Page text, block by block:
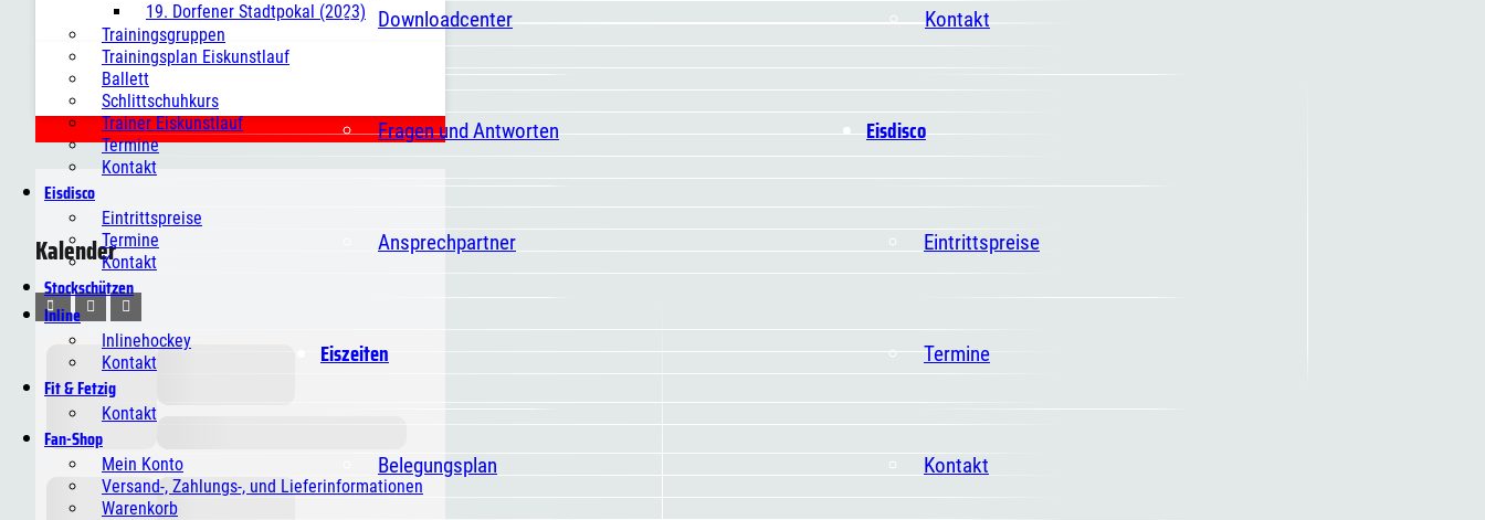
Kontakt
Eisdisco
Eintrittspreise
Termine
Kontakt
Downloadcenter
Fragen und Antworten
Ansprechpartner
Eiszeiten
Belegungsplan
19. Dorfener Stadtpokal (2023)
Trainingsgruppen
Trainingsplan Eiskunstlauf
Ballett
Schlittschuhkurs
Trainer Eiskunstlauf
Termine
Kontakt
Eisdisco
Eintrittspreise
Termine
Kontakt
Stockschützen
Inline
Inlinehockey
Kontakt
Fit & Fetzig
Kontakt
Fan-Shop
Mein Konto
Versand-, Zahlungs-, und Lieferinformationen
Warenkorb
Kalender